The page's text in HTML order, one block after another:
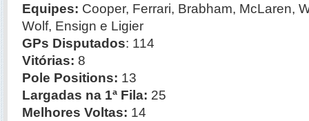
Equipes: Cooper, Ferrari, Brabham, McLaren,
Wolf, Ensign e Ligier
GPs Disputados: 114
Vitórias: 8
Pole Positions: 13
Largadas na 1ª Fila: 25
Melhores Voltas: 14